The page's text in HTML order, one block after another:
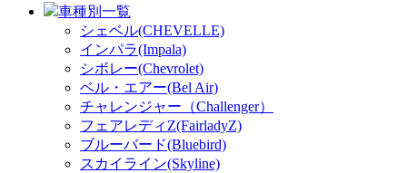
車種別一覧
シェベル(CHEVELLE)
インパラ(Impala)
シボレー(Chevrolet)
ベル・エアー(Bel Air)
チャレンジャー（Challenger）
フェアレディZ(FairladyZ)
ブルーバード(Bluebird)
スカイライン(Skyline)